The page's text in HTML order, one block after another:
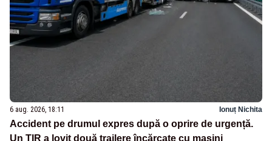
6 aug. 2026, 18:11 Ionuț Nichita
Accident pe drumul expres după o oprire de urgență.
Un TIR a lovit două trailere încărcate cu mașini